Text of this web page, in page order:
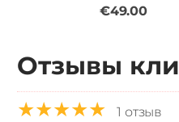
€49.00
Отзывы
★★★★★ 1 отзыв